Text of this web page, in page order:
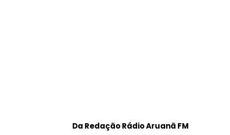
Da Redação Rádio Aruanã FM